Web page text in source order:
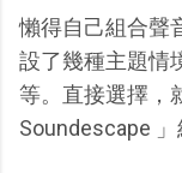
懶得自己組合聲
設了幾種主題情
等。直接選擇，
Soundescape